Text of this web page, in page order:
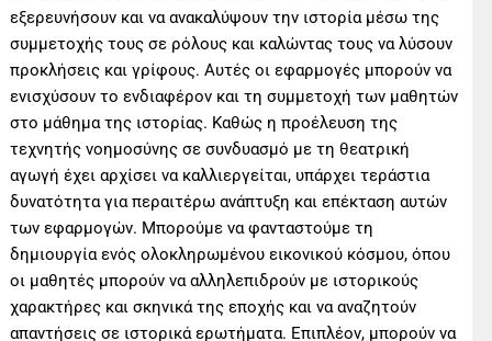
εξερευνήσουν και να ανακαλύψουν την ιστορία μέσω της
συμμετοχής τους σε ρόλους και καλώντας τους να λύσουν
προκλήσεις και γρίφους. Αυτές οι εφαρμογές μπορούν να
ενισχύσουν το ενδιαφέρον και τη συμμετοχή των μαθητών
στο μάθημα της ιστορίας. Καθώς η προέλευση της
τεχνητής νοημοσύνης σε συνδυασμό με τη θεατρική
αγωγή έχει αρχίσει να καλλιεργείται, υπάρχει τεράστια
δυνατότητα για περαιτέρω ανάπτυξη και επέκταση αυτών
των εφαρμογών. Μπορούμε να φανταστούμε τη
δημιουργία ενός ολοκληρωμένου εικονικού κόσμου, όπου
οι μαθητές μπορούν να αλληλεπιδρούν με ιστορικούς
χαρακτήρες και σκηνικά της εποχής και να αναζητούν
απαντήσεις σε ιστορικά ερωτήματα. Επιπλέον, μπορούν να